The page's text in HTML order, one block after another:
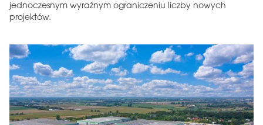
jednoczesnym wyraźnym ograniczeniu liczby nowych
projektów.